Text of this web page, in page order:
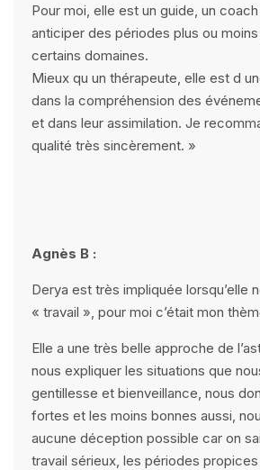
Pour moi, elle est un guide, un
anticiper des périodes plus ou
certains domaines.
Mieux qu un thérapeute, elle est d
dans la compréhension des
et dans leur assimilation. Je
qualité très sincèrement. »
Agnès B :
Derya est très impliquée lorsqu’elle
« travail », pour moi c’était mon
Elle a une très belle approche de
nous expliquer les situations que
gentillesse et bienveillance, nous
fortes et les moins bonnes aussi,
aucune déception possible car on
travail sérieux, les périodes